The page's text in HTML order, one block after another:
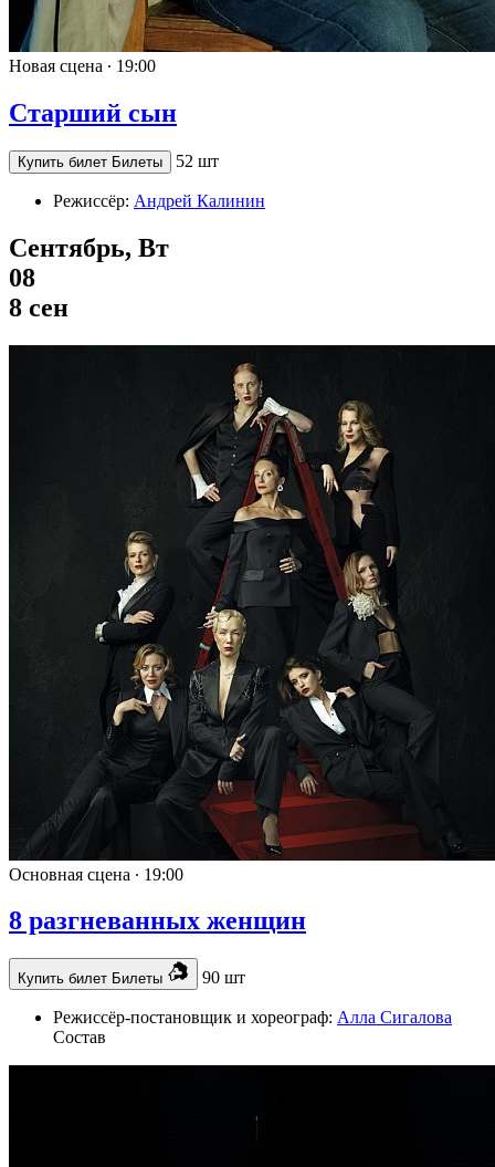
Новая сцена ∙ 19:00
Старший сын
Купить билет Билеты 52 шт
Режиссёр: Андрей Калинин
Сентябрь, Вт
08
8 сен
Основная сцена ∙ 19:00
8 разгневанных женщин
Купить билет Билеты 90 шт
Режиссёр-постановщик и хореограф: Алла Сигалова
Состав